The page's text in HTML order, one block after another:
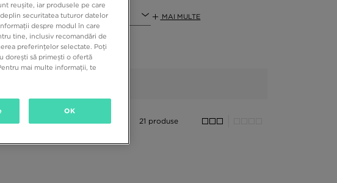
Culoare MAI MULTE
21 produse
reușite, iar produsele pe care
securitatea tuturor datelor
despre modul în care
tine, inclusiv recomandări de
preferințelor selectate. Poți
dorești să primești o ofertă
mai multe informații, te
OK